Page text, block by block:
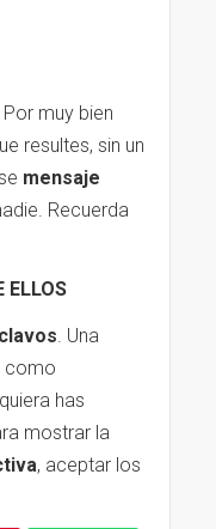
Por muy bien
resultes, sin un
mensaje
Recuerda
ELLOS
clavos. Una
como
has
mostrar la
, aceptar los